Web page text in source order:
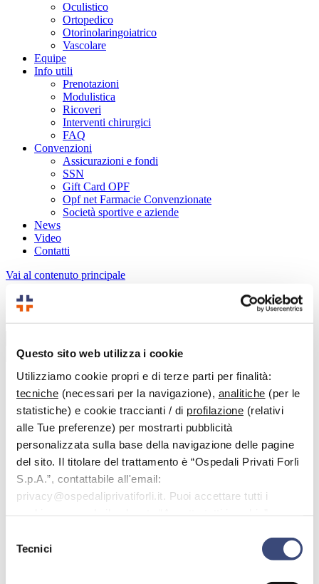
Questo sito web utilizza i cookie
Utilizziamo cookie propri e di terze parti per finalità:
tecniche (necessari per la navigazione), analitiche (per le
statistiche) e cookie traccianti / di profilazione (relativi
alle Tue preferenze) per mostrarti pubblicità
personalizzata sulla base della navigazione delle pagine
del sito. Il titolare del trattamento è “Ospedali Privati Forlì
S.p.A.”, contattabile all'email:
privacy@ospedaliprivatiforli.it. Puoi accettare tutti i
gestire le tue preferenze facendo clic su “Personalizza”.
delTecnici
Oculistico
Ortopedico
Otorinolaringoiatrico
Vascolare
Equipe
Info utili
Prenotazioni
Modulistica
Ricoveri
Interventi chirurgici
FAQ
Convenzioni
Assicurazioni e fondi
SSN
Gift Card OPF
Opf net Farmacie Convenzionate
Società sportive e aziende
News
Video
Contatti
Vai al contenuto principale
Benvenuto nell'area dedicata alle domande più frequenti.
Cerca
< Tutti gli argomenti
FAQ
Esami di laboratorio
Sono titolare di un'assicurazione sanitaria, posso fare
gli esami di laboratorio tramite la mia assicurazione?
Sono titolare di un’assicurazione
laboratorio tramite la mia